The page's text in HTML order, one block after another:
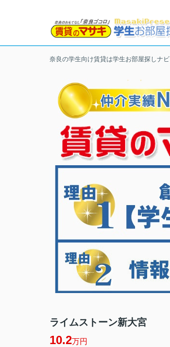
奈良の学生向け賃貸は学生お部屋探しナビ
ライムストーン新大宮
10.2万円